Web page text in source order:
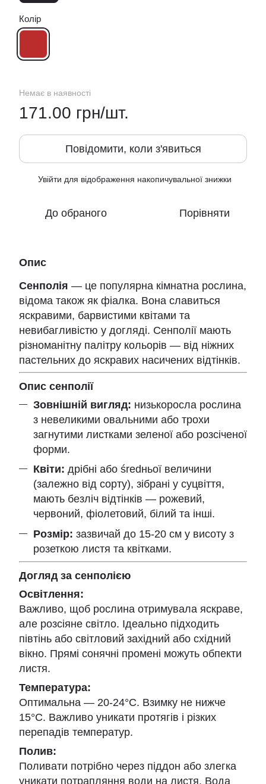
Колір
Немає в наявності
171.00 грн/шт.
Повідомити, коли з'явиться
Увійти для відображення накопичувальної знижки
До обраного Порівняти
Опис
Сенполія — це популярна кімнатна рослина,
відома також як фіалка. Вона славиться
яскравими, барвистими квітами та
невибагливістю у догляді. Сенполії мають
різноманітну палітру кольорів — від ніжних
пастельних до яскравих насичених відтінків.
Опис сенполії
Зовнішній вигляд: низькоросла рослина
з невеликими овальними або трохи
загнутими листками зеленої або розсіченої
форми.
Квіти: дрібні або średньої величини
(залежно від сорту), зібрані у суцвіття,
мають безліч відтінків — рожевий,
червоний, фіолетовий, білий та інші.
Розмір: зазвичай до 15-20 см у висоту з
розеткою листя та квітками.
Догляд за сенполією
Освітлення:
Важливо, щоб рослина отримувала яскраве,
але розсіяне світло. Ідеально підходить
півтінь або світловий західний або східний
вікно. Прямі сонячні промені можуть обпекти
листя.
Температура:
Оптимальна — 20-24°C. Взимку не нижче
15°C. Важливо уникати протягів і різких
перепадів температур.
Полив:
Поливати потрібно через піддон або злегка
уникати потрапляння води на листя. Вода